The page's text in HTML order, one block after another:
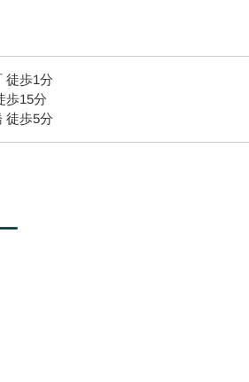
徒歩1分
歩15分
徒歩5分